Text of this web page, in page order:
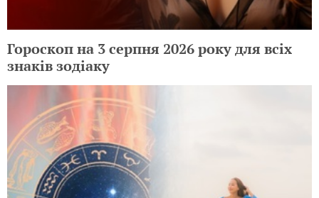
Гороскоп на 3 серпня 2026 року для всіх
знаків зодіаку